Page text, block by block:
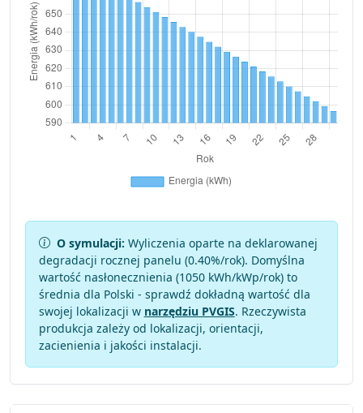
O symulacji: Wyliczenia oparte na deklarowanej
degradacji rocznej panelu (0.40%/rok). Domyślna
wartość nasłonecznienia (1050 kWh/kWp/rok) to
średnia dla Polski - sprawdź dokładną wartość dla
swojej lokalizacji w narzędziu PVGIS. Rzeczywista
produkcja zależy od lokalizacji, orientacji,
zacienienia i jakości instalacji.